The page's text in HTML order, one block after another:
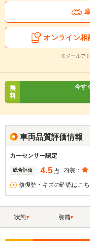
オンライン相
※メールアド
無
料
今す
車両品質評価情報
カーセンサー認定
総合評価 4.5 点 内装：
修復歴・キズの確認はこち
状態 装備